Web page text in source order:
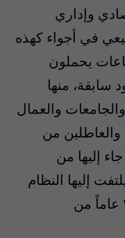
وإداري
في أجواء كهذه
يحملون
منها
والعمال
والعاطلين من
إليها من
إليها النظام
السياسي السابق على مدى ٣٠ عاماً من